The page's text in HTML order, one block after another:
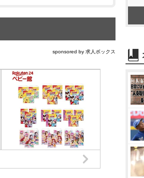
sponsored by 求人ボックス